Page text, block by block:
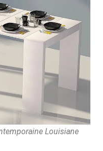
Louisiane